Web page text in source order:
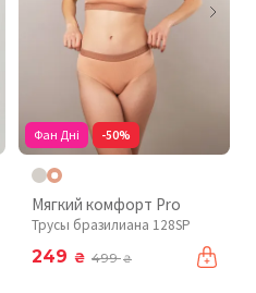
Фан Дні -50%
Мягкий комфорт Pro
Трусы бразилиана 128SP
249 ₴ 499₴